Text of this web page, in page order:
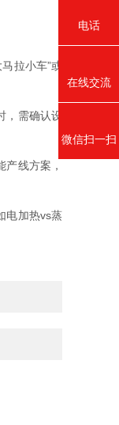
拉小车”或
需确认设
线方案，
电加热vs蒸
电话
在线交流
微信扫一扫